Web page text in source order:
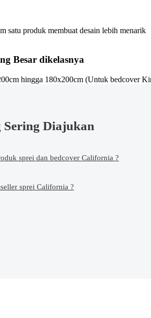
satu produk membuat desain lebih menarik
Besar dikelasnya
hingga 180x200cm (Untuk bedcover
Sering Diajukan
sprei dan bedcover California ?
sprei California ?